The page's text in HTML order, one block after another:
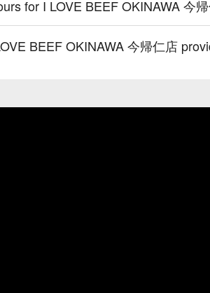
for I LOVE BEEF OKINAWA 今
BEEF OKINAWA 今帰仁店